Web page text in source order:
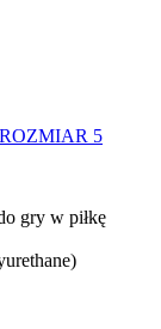
5
gry w piłkę